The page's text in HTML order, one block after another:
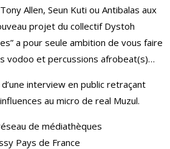
Allen, Seun Kuti ou Antibalas aux
projet du collectif Dystoh
a pour seule ambition de vous faire
vodoo et percussions afrobeat(s)…
interview en public retraçant
au micro de real Muzul.
de médiathèques
Pays de France